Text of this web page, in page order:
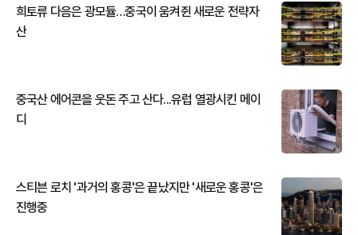
희토류 다음은 광모듈…중국이 움켜쥔 새로운 전략자
산
중국산 에어콘을 웃돈 주고 산다...유럽 열광시킨 메이
디
스티븐 로치 '과거의 홍콩'은 끝났지만 '새로운 홍콩'은
진행중